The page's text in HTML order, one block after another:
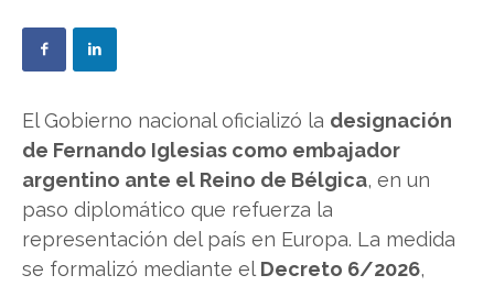
El Gobierno nacional oficializó la designación
de Fernando Iglesias como embajador
argentino ante el Reino de Bélgica, en un
paso diplomático que refuerza la
representación del país en Europa. La medida
se formalizó mediante el Decreto 6/2026,